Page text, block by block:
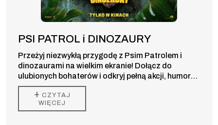
PSI PATROL i DINOZAURY
Przeżyj niezwykłą przygodę z Psim Patrolem i
dinozaurami na wielkim ekranie! Dołącz do
ulubionych bohaterów i odkryj pełną akcji, humoru
oraz prehistorycznych niespodzianek kinową
premierę dla całej rodziny.
+ CZYTAJ
WIĘCEJ